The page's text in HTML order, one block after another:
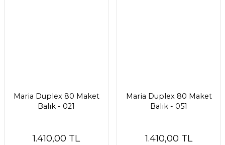
Maria Duplex 80 Maket
Balık - 021
1.410,00 TL
Maria Duplex 80 Maket
Balık - 051
1.410,00 TL